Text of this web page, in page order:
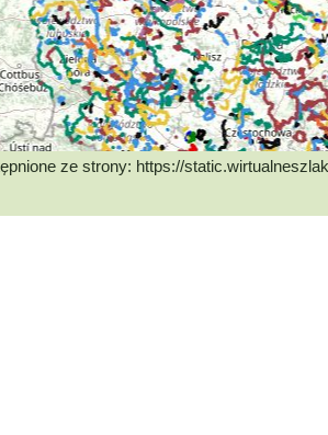
ze strony: https://